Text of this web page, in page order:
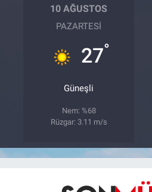
10 AĞUSTOS
PAZARTESI
27°
Güneşli
Nem: %68
Rüzgar: 3.11 m/s